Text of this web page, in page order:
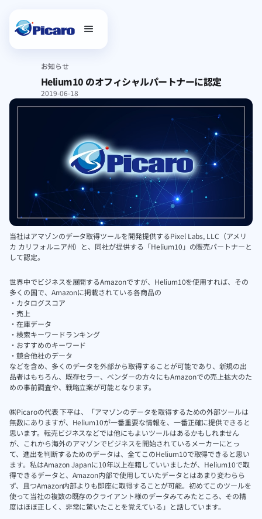
お知らせ
Helium10 のオフィシャルパートナーに認定
2019-06-18
当社はアマゾンのデータ取得ツールを開発提供するPixel Labs, LLC（アメリ
カ カリフォルニア州）と、同社が提供する「Helium10」の販売パートナーと
して認定。
世界中でビジネスを展開するAmazonですが、Helium10を使用すれば、その
多くの国で、Amazonに掲載されている各商品の
・カタログスコア
・売上
・在庫データ
・検索キーワードランキング
・おすすめのキーワード
・競合他社のデータ
などを含め、多くのデータを外部から取得することが可能であり、新規の出
品者はもちろん、既存セラー、ベンダーの方々にもAmazonでの売上拡大のた
めの事前調査や、戦略立案が可能となります。
㈱Picaroの代表 下平は、「アマゾンのデータを取得するための外部ツールは
無数にありますが、Helium10が一番重要な情報を、一番正確に提供できると
思います。転売ビジネスなどでは他にもよいツールはあるかもしれません
が、これから海外のアマゾンでビジネスを開始されているメーカーにとっ
て、進出を判断するためのデータは、全てこのHelium10で取得できると思い
ます。私はAmazon Japanに10年以上在籍していいましたが、Helium10で取
得できるデータと、Amazon内部で使用していたデータとはあまり変わらら
ず、且つAmazon内部よりも即座に取得することが可能。初めてこのツールを
使って当社の複数の既存のクライアント様のデータみてみたところ、その精
度はほぼ正しく、非常に驚いたことを覚えている」と話しています。